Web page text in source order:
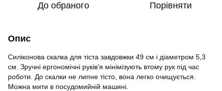
До обраного Порівняти
Опис
Силіконова скалка для тіста завдовжки 49 см і діаметром 5,3
см. Зручні ергономічні руків’я мінімізують втому рук під час
роботи. До скалки не липне тісто, вона легко очищується.
Можна мити в посудомийній машині.